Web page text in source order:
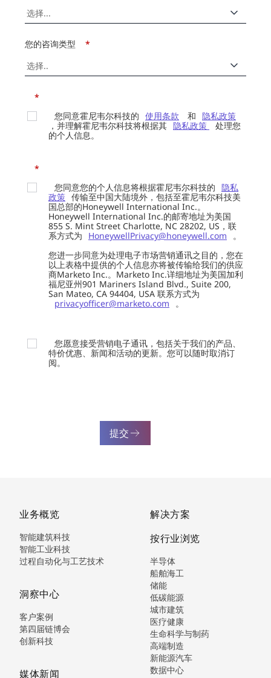
*
您的咨询类型
*
您同意霍尼韦尔科技的 使用条款 和 隐私政策
，并理解霍尼韦尔科技将根据其 隐私政策
处理您
的个人信息。
*
您同意您的个人信息将根据霍尼韦尔科技的 隐私
政策 传输至中国大陆境外，包括至霍尼韦尔科技美
国总部的Honeywell International Inc.。
Honeywell International Inc.的邮寄地址为美国
855 S. Mint Street Charlotte, NC 28202, US，联
系方式为
HoneywellPrivacy@honeywell.com
。
您进一步同意为处理电子市场营销通讯之目的，您在
以上表格中提供的个人信息亦将被传输给我们的供应
商Marketo Inc.。Marketo Inc.详细地址为美国加利
福尼亚州901 Mariners Island Blvd., Suite 200,
San Mateo, CA 94404, USA 联系方式为
privacyofficer@marketo.com
。
您愿意接受营销电子通讯，包括关于我们的产品、
特价优惠、新闻和活动的更新。您可以随时取消订
阅。
提交
业务概览
智能建筑科技
智能工业科技
过程自动化与工艺技术
洞察中心
客户案例
第四届链博会
创新科技
媒体新闻
解决方案
按行业浏览
半导体
船舶海工
储能
低碳能源
城市建筑
医疗健康
生命科学与制药
高端制造
新能源汽车
数据中心